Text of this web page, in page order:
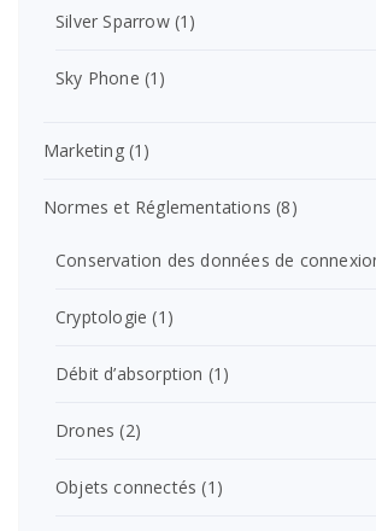
Silver Sparrow(1)
Sky Phone (1)
Marketing(1)
Normes et Réglementations (8)
Conservation des données de
Cryptologie (1)
Débit d’absorption (1)
Drones (2)
Objets connectés (1)